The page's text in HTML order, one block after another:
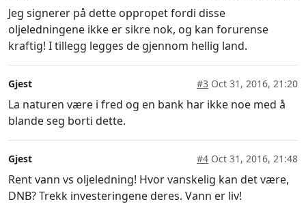
Jeg signerer på dette oppropet fordi disse
oljeledningene ikke er sikre nok, og kan forurense
kraftig! I tillegg legges de gjennom hellig land.
Gjest #3 Oct 31, 2016, 21:20
La naturen være i fred og en bank har ikke noe med å
blande seg borti dette.
Gjest #4 Oct 31, 2016, 21:48
Rent vann vs oljeledning! Hvor vanskelig kan det være,
DNB? Trekk investeringene deres. Vann er liv!